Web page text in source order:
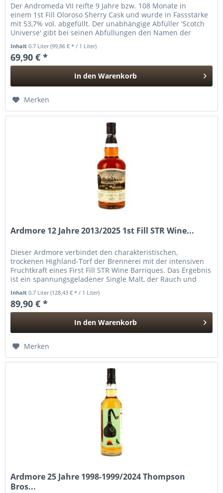
Der Andromeda VII reifte 9 Jahre bzw. 108 Monate in
einem 1st Fill Oloroso Sherry Cask und wurde in Fassstärke
mit 53,7% vol. abgefüllt. Der unabhängige Abfüller 'Scotch
Universe' gibt bei seinen Abfüllungen den Namen der
Inhalt0.7 Liter(99,86 € * / 1 Liter)
69,90 € *
In den Warenkorb
Merken
Ardmore 12 Jahre 2013/2025 1st Fill STR Wine...
Dieser Ardmore verbindet den charakteristischen,
trockenen Highland-Torf der Brennerei mit der intensiven
Fruchtkraft eines First Fill STR Wine Barriques. Das Ergebnis
ist ein spannungsgeladener Single Malt, der Rauch und
Inhalt0.7 Liter(128,43 € * / 1 Liter)
89,90 € *
In den Warenkorb
Merken
Ardmore 25 Jahre 1998-1999/2024 Thompson
Bros...